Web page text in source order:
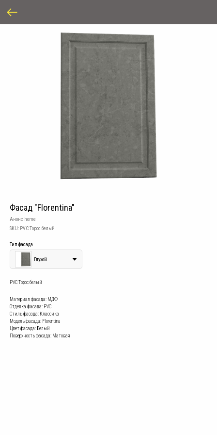
Фасад "Florentina"
Анонс home
SKU: PVC Торос белый
Тип фасада
Глухой
PVC Торос белый
Материал фасада: МДФ
Отделка фасада: PVC
Стиль фасада: Классика
Модель фасада: Florentina
Цвет фасада: Белый
Поверхность фасада: Матовая